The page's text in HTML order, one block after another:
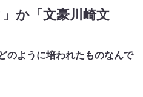
か「文豪川崎文
ように培われたものなんで